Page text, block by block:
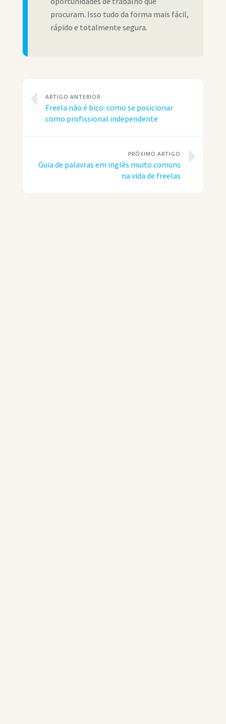
procuram. Isso tudo da forma mais fácil,
rápido e totalmente segura.
ARTIGO ANTERIOR
Freela não é bico: como se posicionar
como profissional independente
PRÓXIMO ARTIGO
Guia de palavras em inglês muito comuns
na vida de freelas